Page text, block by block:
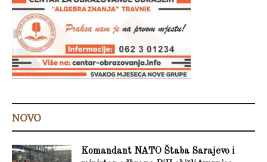
NOVO
Komandant NATO Štaba Sarajevo i